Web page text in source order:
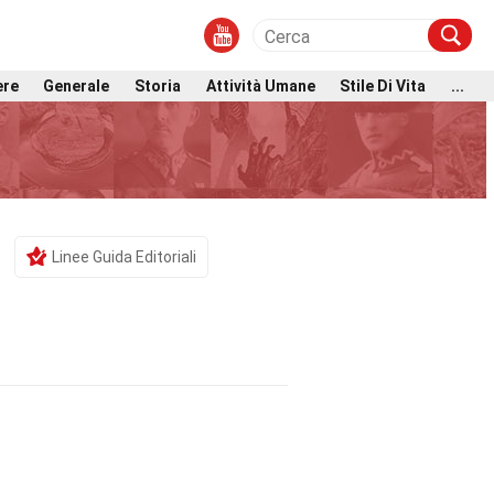
Generale Storia Attività Umane Stile Di Vita ...
Linee Guida Editoriali